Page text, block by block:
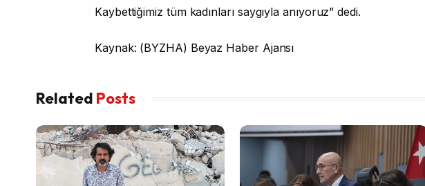
Kaybettiğimiz tüm kadınları saygıyla anıyoruz” dedi.
Kaynak: (BYZHA) Beyaz Haber Ajansı
Related Posts